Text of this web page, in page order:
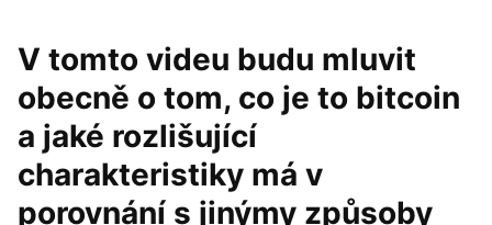
V tomto videu budu mluvit
obecně o tom, co je to bitcoin
a jaké rozlišující
charakteristiky má v
porovnání s jinýmy způsoby